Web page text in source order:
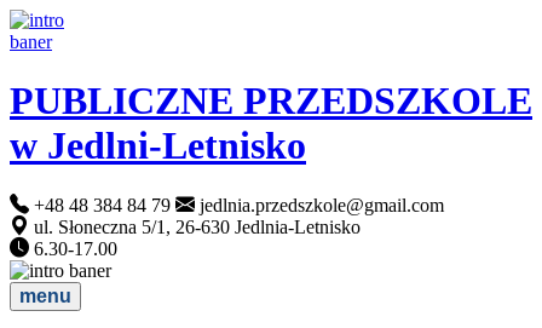
PUBLICZNE PRZEDSZKOLE
w Jedlni-Letnisko
+48 48 384 84 79
jedlnia.przedszkole@gmail.com
ul. Słoneczna 5/1, 26-630 Jedlnia-Letnisko
6.30-17.00
menu